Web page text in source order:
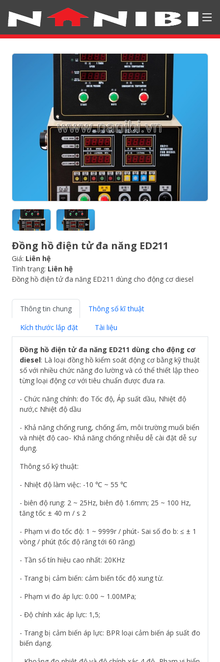
Đồng hồ điện tử đa năng ED211
Giá: Liên hệ
Tình trạng: Liên hệ
Đồng hồ điện tử đa năng ED211 dùng cho động cơ diesel
Thông tin chung
Thông số kĩ thuật
Kích thước lắp đặt
Tài liệu
Đồng hồ điện tử đa năng ED211 dùng cho động cơ
diesel: Là loại đồng hồ kiểm soát động cơ bằng kỹ thuật
số với nhiều chức năng đo lường và có thể thiết lập theo
từng loại động cơ với tiêu chuẩn được đưa ra.
- Chức năng chính: đo Tốc độ, Áp suất dầu, Nhiệt độ
nướ,c Nhiệt độ dầu
- Khả năng chống rung, chống ẩm, môi trường muối biển
và nhiệt độ cao- Khả năng chống nhiễu dễ cài đặt dễ sự
dụng.
Thông số kỹ thuật:
- Nhiệt độ làm việc: -10 ℃ ~ 55 ℃
- biên độ rung: 2 ~ 25Hz, biên độ 1.6mm; 25 ~ 100 Hz,
tăng tốc ± 40 m / s 2
- Phạm vi đo tốc độ: 1 ~ 9999r / phút- Sai số đo b: ≤ ± 1
vòng / phút (tốc độ răng tới 60 răng)
- Tần số tín hiệu cao nhất: 20KHz
- Trang bị cảm biến: cảm biến tốc độ xung từ.
- Phạm vi đo áp lực: 0.00 ~ 1.00MPa;
- Độ chính xác áp lực: 1,5;
- Trang bị cảm biến áp lực: BPR loại cảm biến áp suất đo
biến dạng.